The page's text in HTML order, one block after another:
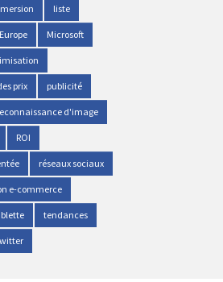
liste
Microsoft
prix publicité
d'image
ROI
réseaux sociaux
e-commerce
tendances